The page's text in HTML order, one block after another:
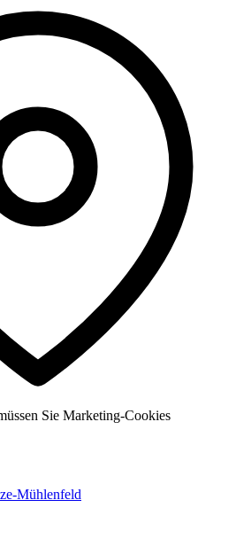
Sie Marketing-Cookies
Mühlenfeld